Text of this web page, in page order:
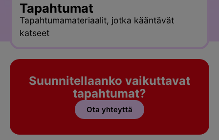
Tapahtumat
Tapahtumamateriaalit, jotka kääntävät
katseet
Suunnitellaanko vaikuttavat
tapahtumat?
Ota yhteyttä